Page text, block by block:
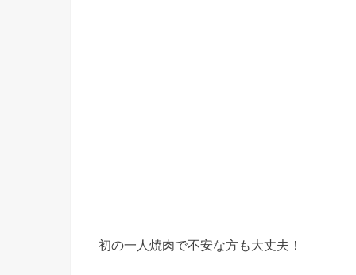
初の一人焼肉で不安な方も大丈夫！